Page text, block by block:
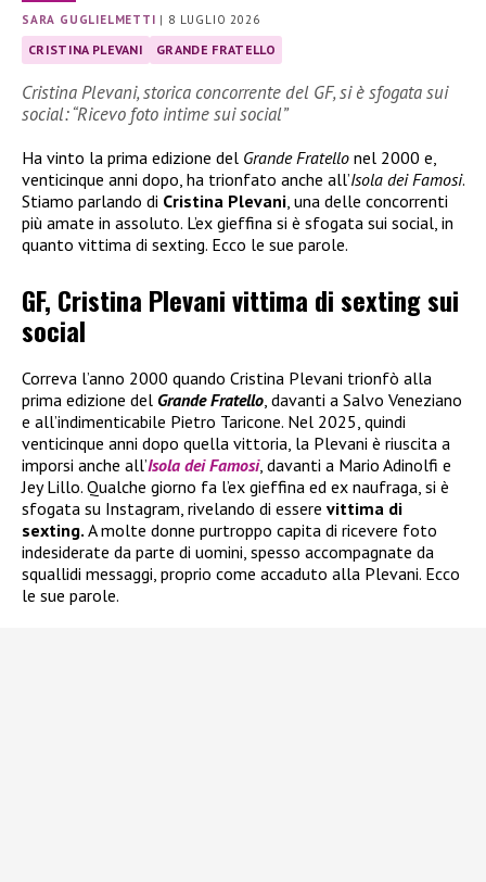
SARA GUGLIELMETTI | 8 LUGLIO 2026
CRISTINA PLEVANI GRANDE FRATELLO
Cristina Plevani, storica concorrente del GF, si è sfogata sui
social: “Ricevo foto intime sui social”
Ha vinto la prima edizione del Grande Fratello nel 2000 e,
venticinque anni dopo, ha trionfato anche all’Isola dei Famosi.
Stiamo parlando di Cristina Plevani, una delle concorrenti
più amate in assoluto. L’ex gieffina si è sfogata sui social, in
quanto vittima di sexting. Ecco le sue parole.
GF, Cristina Plevani vittima di sexting sui
social
Correva l’anno 2000 quando Cristina Plevani trionfò alla
prima edizione del Grande Fratello , davanti a Salvo Veneziano
e all’indimenticabile Pietro Taricone. Nel 2025, quindi
venticinque anni dopo quella vittoria, la Plevani è riuscita a
imporsi anche all’Isola dei Famosi, davanti a Mario Adinolfi e
Jey Lillo. Qualche giorno fa l’ex gieffina ed ex naufraga, si è
sfogata su Instagram, rivelando di essere vittima di
sexting. A molte donne purtroppo capita di ricevere foto
indesiderate da parte di uomini, spesso accompagnate da
squallidi messaggi, proprio come accaduto alla Plevani. Ecco
le sue parole.